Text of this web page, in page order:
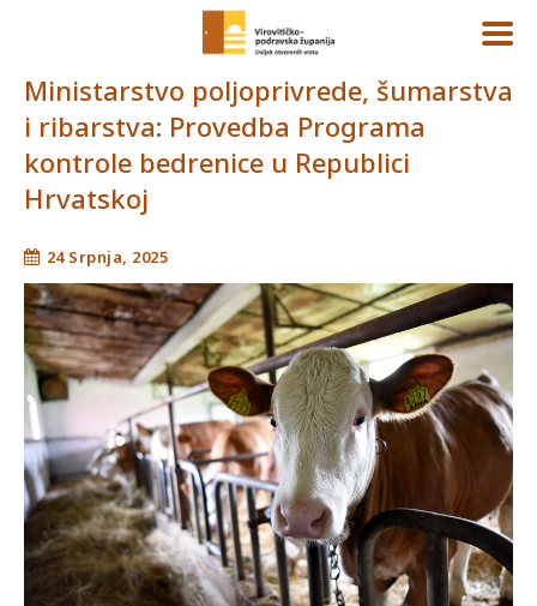
Ministarstvo poljoprivrede, šumarstva
i ribarstva: Provedba Programa
kontrole bedrenice u Republici
Hrvatskoj
24 Srpnja, 2025